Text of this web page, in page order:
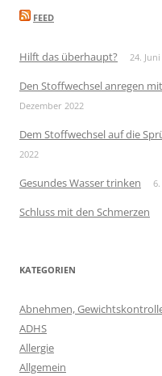
FEED
Hilft das überhaupt? 24.
Den Stoffwechsel anregen
Dezember 2022
Dem Stoffwechsel auf die
2022
Gesundes Wasser trinken
Schluss mit den Schmerzen
KATEGORIEN
Abnehmen,
ADHS
Allergie
Allgemein